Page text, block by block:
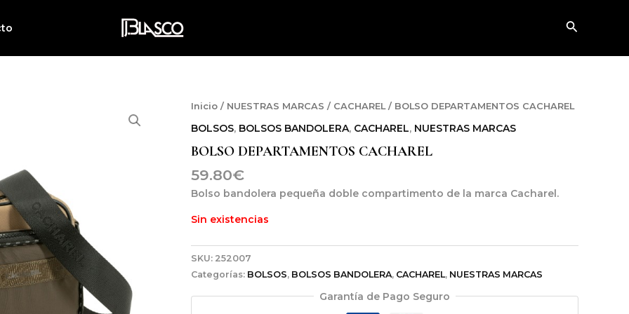
Buscar
Inicio / NUESTRAS MARCAS / CACHAREL/ BOLSO DEPARTAMENTOS CACHAREL
BOLSOS, BOLSOS BANDOLERA, CACHAREL, NUESTRAS MARCAS
BOLSO DEPARTAMENTOS CACHAREL
59.80€
Bolso bandolera pequeña doble compartimento de la marca Cacharel.
Sin existencias
SKU: 252007
Categorías: BOLSOS, BOLSOS BANDOLERA, CACHAREL, NUESTRAS MARCAS
Garantía de Pago Seguro